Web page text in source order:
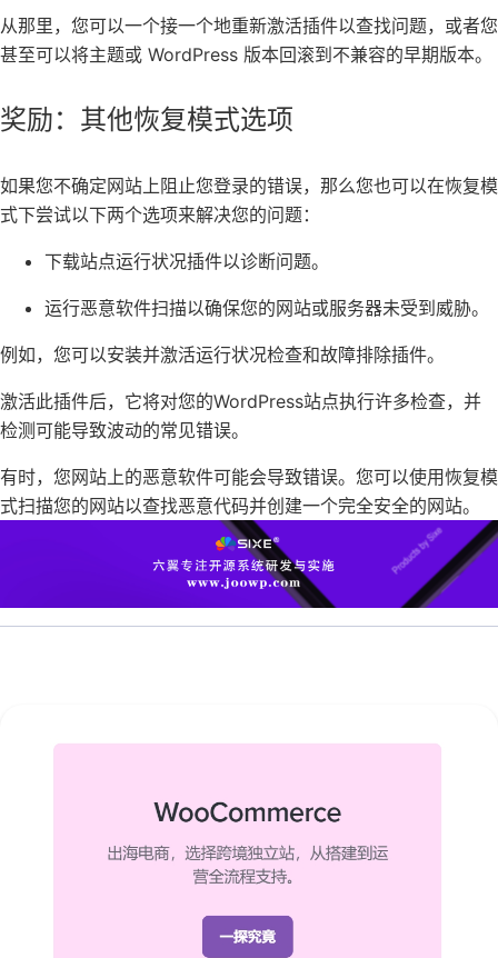
从那里，您可以一个接一个地重新激活插件以查找问题，或者您
甚至可以将主题或 WordPress 版本回滚到不兼容的早期版本。
奖励：其他恢复模式选项
如果您不确定网站上阻止您登录的错误，那么您也可以在恢复模
式下尝试以下两个选项来解决您的问题：
下载站点运行状况插件以诊断问题。
运行恶意软件扫描以确保您的网站或服务器未受到威胁。
例如，您可以安装并激活运行状况检查和故障排除插件。
激活此插件后，它将对您的WordPress站点执行许多检查，并
检测可能导致波动的常见错误。
有时，您网站上的恶意软件可能会导致错误。您可以使用恢复模
式扫描您的网站以查找恶意代码并创建一个完全安全的网站。